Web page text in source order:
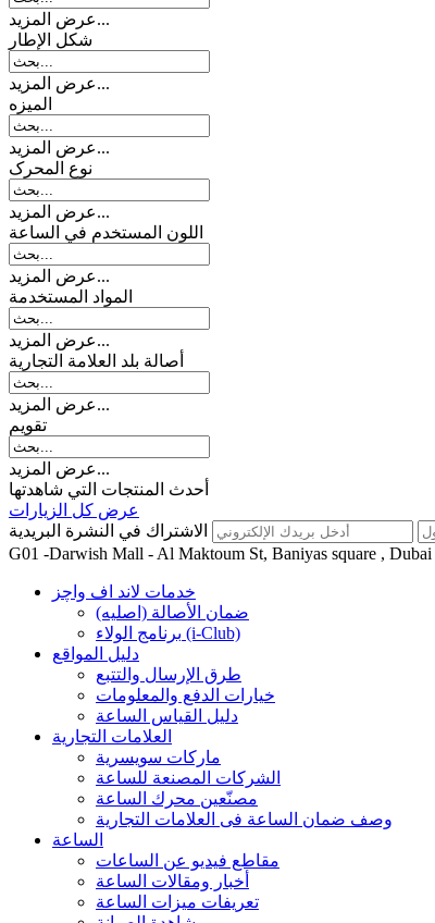
عرض المزيد...
شكل الإطار
عرض المزيد...
المیزه
عرض المزيد...
نوع المحرک
عرض المزيد...
اللون المستخدم في الساعة
عرض المزيد...
المواد المستخدمة
عرض المزيد...
أصالة بلد العلامة التجارية
عرض المزيد...
تقويم
عرض المزيد...
أحدث المنتجات التي شاهدتها
عرض كل الزيارات
الاشتراك في النشرة البريدية
G01 -Darwish Mall - Al Maktoum St, Baniyas square , Dubai
خدمات لاند اف واچز
ضمان الأصالة (اصلیه)
برنامج الولاء (i-Club)
دليل المواقع
طرق الإرسال والتتبع
خيارات الدفع والمعلومات
دليل القياس الساعة
العلامات التجارية
ماركات سويسرية
الشركات المصنعة للساعة
مصنّعين محرك الساعة
وصف ضمان الساعة فی العلامات التجارية
الساعة
مقاطع فيديو عن الساعات
أخبار ومقالات الساعة
تعريفات ميزات الساعة